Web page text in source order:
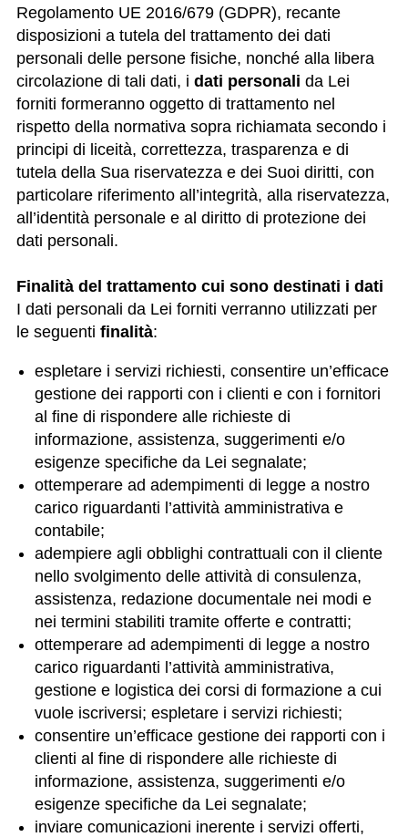
Regolamento UE 2016/679 (GDPR), recante
disposizioni a tutela del trattamento dei dati
personali delle persone fisiche, nonché alla libera
circolazione di tali dati, i dati personali da Lei
forniti formeranno oggetto di trattamento nel
rispetto della normativa sopra richiamata secondo i
principi di liceità, correttezza, trasparenza e di
tutela della Sua riservatezza e dei Suoi diritti, con
particolare riferimento all’integrità, alla riservatezza,
all’identità personale e al diritto di protezione dei
dati personali.
Finalità del trattamento cui sono destinati i dati
I dati personali da Lei forniti verranno utilizzati per
le seguenti finalità:
espletare i servizi richiesti, consentire un’efficace
gestione dei rapporti con i clienti e con i fornitori
al fine di rispondere alle richieste di
informazione, assistenza, suggerimenti e/o
esigenze specifiche da Lei segnalate;
ottemperare ad adempimenti di legge a nostro
carico riguardanti l’attività amministrativa e
contabile;
adempiere agli obblighi contrattuali con il cliente
nello svolgimento delle attività di consulenza,
assistenza, redazione documentale nei modi e
nei termini stabiliti tramite offerte e contratti;
ottemperare ad adempimenti di legge a nostro
carico riguardanti l’attività amministrativa,
gestione e logistica dei corsi di formazione a cui
vuole iscriversi; espletare i servizi richiesti;
consentire un’efficace gestione dei rapporti con i
clienti al fine di rispondere alle richieste di
informazione, assistenza, suggerimenti e/o
esigenze specifiche da Lei segnalate;
inviare comunicazioni inerente i servizi offerti,